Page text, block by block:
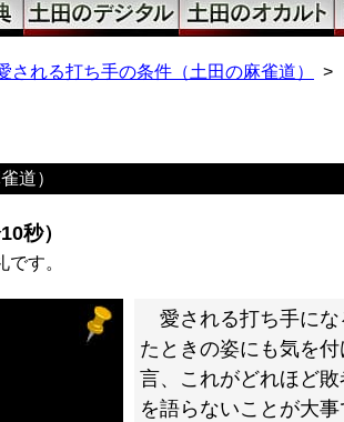
される打ち手の条件（土田の麻雀道）
道）
秒）
す。
愛される打ち手にな
たときの姿にも気を
言、これがどれほど
を語らないことが大